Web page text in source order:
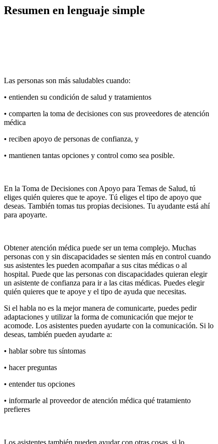
Resumen en lenguaje simple
Las personas son más saludables cuando:
• entienden su condición de salud y tratamientos
• comparten la toma de decisiones con sus proveedores de atención
médica
• reciben apoyo de personas de confianza, y
• mantienen tantas opciones y control como sea posible.
En la Toma de Decisiones con Apoyo para Temas de Salud, tú
eliges quién quieres que te apoye. Tú eliges el tipo de apoyo que
deseas. También tomas tus propias decisiones. Tu ayudante está ahí
para apoyarte.
Obtener atención médica puede ser un tema complejo. Muchas
personas con y sin discapacidades se sienten más en control cuando
sus asistentes les pueden acompañar a sus citas médicas o al
hospital. Puede que las personas con discapacidades quieran elegir
un asistente de confianza para ir a las citas médicas. Puedes elegir
quién quieres que te apoye y el tipo de ayuda que necesitas.
Si el habla no es la mejor manera de comunicarte, puedes pedir
adaptaciones y utilizar la forma de comunicación que mejor te
acomode. Los asistentes pueden ayudarte con la comunicación. Si lo
deseas, también pueden ayudarte a:
• hablar sobre tus síntomas
• hacer preguntas
• entender tus opciones
• informarle al proveedor de atención médica qué tratamiento
prefieres